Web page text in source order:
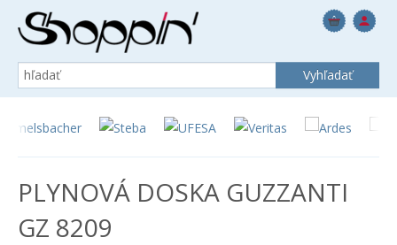
PLYNOVÁ DOSKA GUZZANTI
GZ 8209